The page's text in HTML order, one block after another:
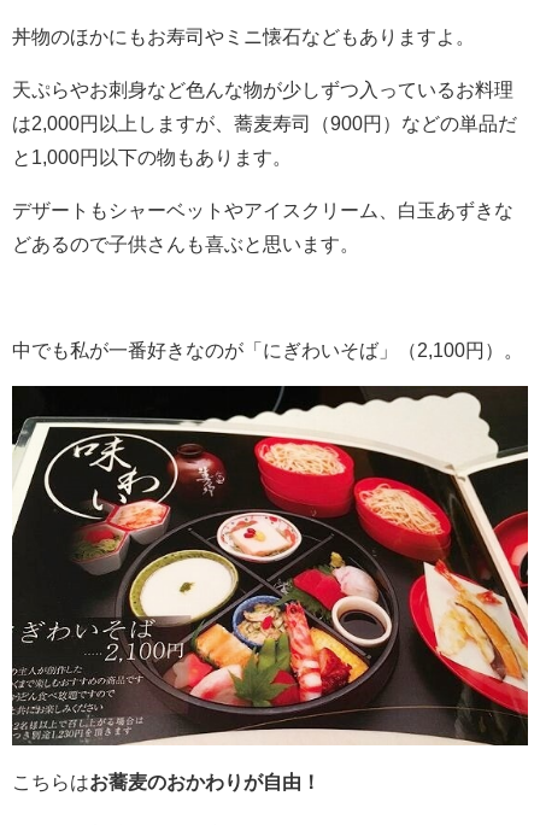
丼物のほかにもお寿司やミニ懐石などもありますよ。
天ぷらやお刺身など色んな物が少しずつ入っているお料理
は2,000円以上しますが、蕎麦寿司（900円）などの単品だ
と1,000円以下の物もあります。
デザートもシャーベットやアイスクリーム、白玉あずきな
どあるので子供さんも喜ぶと思います。
中でも私が一番好きなのが「にぎわいそば」（2,100円）。
こちらはお蕎麦のおかわりが自由！